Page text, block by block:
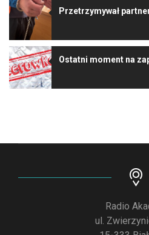
Przetrzymywał
Ostatni moment na
Radio
ul.